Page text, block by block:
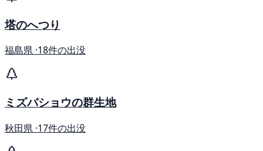
塔のへつり
福島県 ·18件の出没
ミズバショウの群生地
秋田県 ·17件の出没